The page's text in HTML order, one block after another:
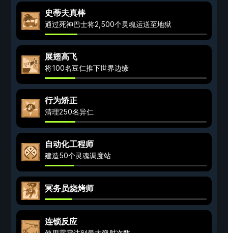
史蒂夫真棒
通过死神巴士将2,500个灵魂运送至地狱
展翅高飞
将100名豆仁推下世界边缘
行为矫正
清理250名异仁
自动化工程师
建造50个灵魂调度站
冥务员烧烤师
连锁反应